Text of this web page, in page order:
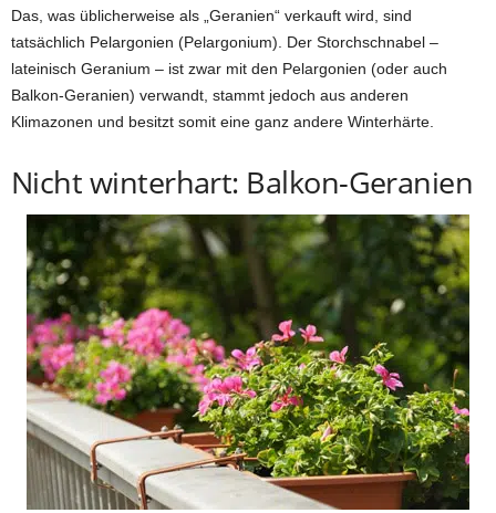
Das, was üblicherweise als „Geranien“ verkauft wird, sind
tatsächlich Pelargonien (Pelargonium). Der Storchschnabel –
lateinisch Geranium – ist zwar mit den Pelargonien (oder auch
Balkon-Geranien) verwandt, stammt jedoch aus anderen
Klimazonen und besitzt somit eine ganz andere Winterhärte.
Nicht winterhart: Balkon-Geranien